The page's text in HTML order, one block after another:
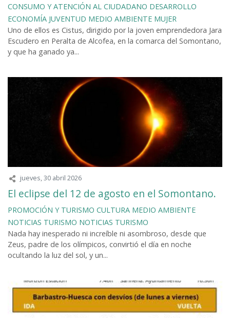
CONSUMO Y ATENCIÓN AL CIUDADANO DESARROLLO
ECONOMÍA JUVENTUD MEDIO AMBIENTE MUJER
Uno de ellos es Cistus, dirigido por la joven emprendedora Jara
Escudero en Peralta de Alcofea, en la comarca del Somontano,
y que ha ganado ya...
jueves, 30 abril 2026
El eclipse del 12 de agosto en el Somontano.
PROMOCIÓN Y TURISMO CULTURA MEDIO AMBIENTE
NOTICIAS TURISMO NOTICIAS TURISMO
Nada hay inesperado ni increíble ni asombroso, desde que
Zeus, padre de los olímpicos, convirtió el día en noche
ocultando la luz del sol, y un...